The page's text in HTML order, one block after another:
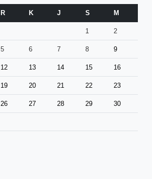
R K J S M
1 2
5 6 7 8 9
12 13 14 15 16
19 20 21 22 23
26 27 28 29 30